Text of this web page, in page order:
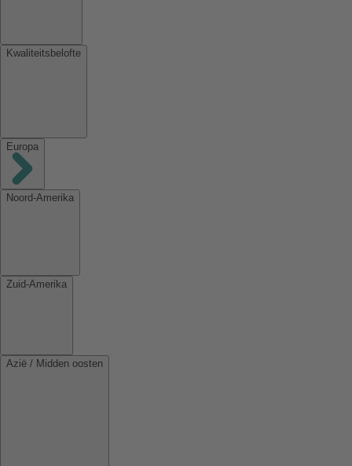
Kwaliteitsbelofte
Europa
Noord-Amerika
Zuid-Amerika
Azië / Midden oosten